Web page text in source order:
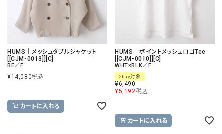
HUMS｜メッシュダブルジャケット
[[CJM-0013]][C]
BE／F
¥14,080税込
カートに入れる
HUMS｜ポイントメッシュロゴTee
[[CJM-0010]][C]
WHT×BLK／F
2buy対象
¥6,490
¥5,192税込
カートに入れる